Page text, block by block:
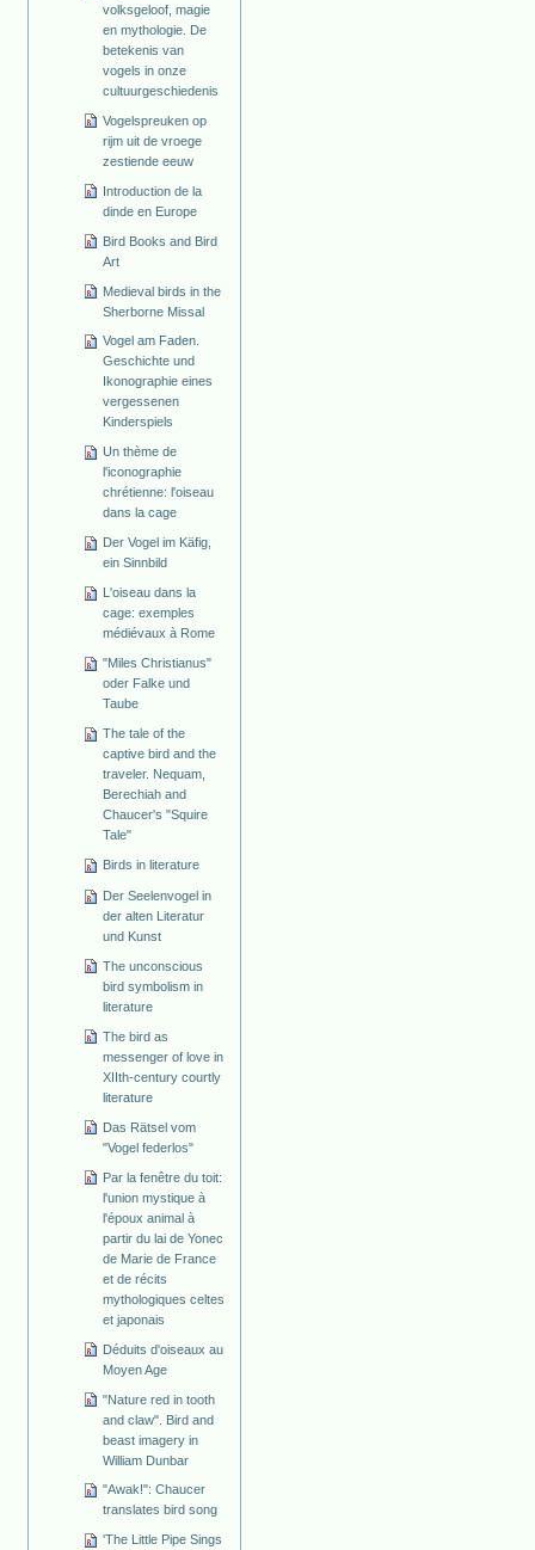
volksgeloof, magie
en mythologie. De
betekenis van
vogels in onze
cultuurgeschiedenis
Vogelspreuken op
rijm uit de vroege
zestiende eeuw
Introduction de la
dinde en Europe
Bird Books and Bird
Art
Medieval birds in the
Sherborne Missal
Vogel am Faden.
Geschichte und
Ikonographie eines
vergessenen
Kinderspiels
Un thème de
l'iconographie
chrétienne: l'oiseau
dans la cage
Der Vogel im Käfig,
ein Sinnbild
L'oiseau dans la
cage: exemples
médiévaux à Rome
"Miles Christianus"
oder Falke und
Taube
The tale of the
captive bird and the
traveler. Nequam,
Berechiah and
Chaucer's "Squire
Tale"
Birds in literature
Der Seelenvogel in
der alten Literatur
und Kunst
The unconscious
bird symbolism in
literature
The bird as
messenger of love in
XIIth-century courtly
literature
Das Rätsel vom
"Vogel federlos"
Par la fenêtre du toit:
l'union mystique à
l'époux animal à
partir du lai de Yonec
de Marie de France
et de récits
mythologiques celtes
et japonais
Déduits d'oiseaux au
Moyen Age
"Nature red in tooth
and claw". Bird and
beast imagery in
William Dunbar
"Awak!": Chaucer
translates bird song
'The Little Pipe Sings